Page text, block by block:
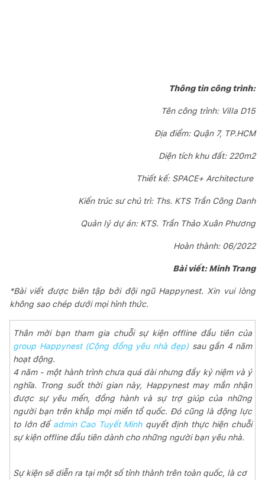
Thông tin công trình:
Tên công trình: Villa D15
Địa điểm: Quận 7, TP.HCM
Diện tích khu đất: 220m2
Thiết kế: SPACE+ Architecture
Kiến trúc sư chủ trì: Ths. KTS Trần Công Danh
Quản lý dự án: KTS. Trần Thảo Xuân Phương
Hoàn thành: 06/2022
Bài viết: Minh Trang
*Bài viết được biên tập bởi đội ngũ Happynest. Xin vui lòng
không sao chép dưới mọi hình thức.
Thân mời bạn tham gia chuỗi sự kiện offline đầu tiên của
group Happynest (Cộng đồng yêu nhà đẹp) sau gần 4 năm
hoạt động.
4 năm - một hành trình chưa quá dài nhưng đầy kỷ niệm và ý
nghĩa. Trong suốt thời gian này, Happynest may mắn nhận
được sự yêu mến, đồng hành và sự trợ giúp của những
người bạn trên khắp mọi miền tổ quốc. Đó cũng là động lực
to lớn để admin Cao Tuyết Minhquyết định thực hiện chuỗi
sự kiện offline đầu tiên dành cho những người bạn yêu nhà.
Sự kiện sẽ diễn ra tại một số tỉnh thành trên toàn quốc, là cơ